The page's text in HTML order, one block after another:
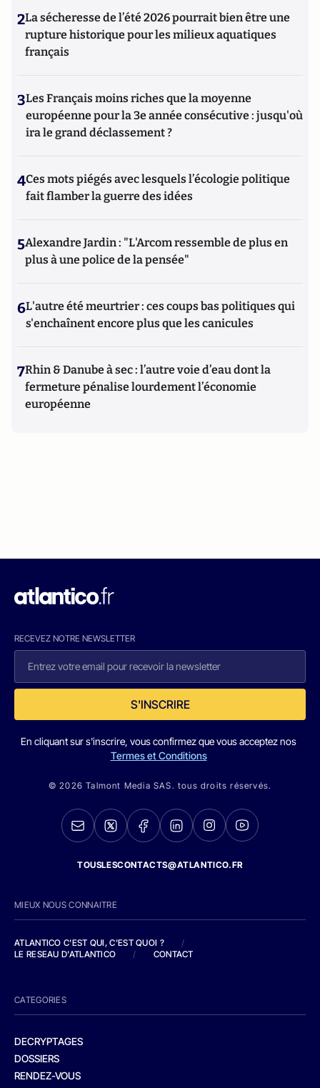
2La sécheresse de l’été 2026 pourrait bien être une
rupture historique pour les milieux aquatiques
français
3Les Français moins riches que la moyenne
européenne pour la 3e année consécutive : jusqu'où
ira le grand déclassement ?
4Ces mots piégés avec lesquels l’écologie politique
fait flamber la guerre des idées
5Alexandre Jardin : "L'Arcom ressemble de plus en
plus à une police de la pensée"
6L'autre été meurtrier : ces coups bas politiques qui
s'enchaînent encore plus que les canicules
7Rhin & Danube à sec : l’autre voie d’eau dont la
fermeture pénalise lourdement l’économie
européenne
RECEVEZ NOTRE NEWSLETTER
S'INSCRIRE
En cliquant sur s'inscrire, vous confirmez que vous acceptez nos
Termes et Conditions
© 2026 Talmont Media SAS. tous droits réservés.
TOUSLESCONTACTS@ATLANTICO.FR
MIEUX NOUS CONNAITRE
ATLANTICO C'EST QUI, C'EST QUOI ?
/
LE RESEAU D'ATLANTICO
/ CONTACT
CATEGORIES
DECRYPTAGES
DOSSIERS
RENDEZ-VOUS